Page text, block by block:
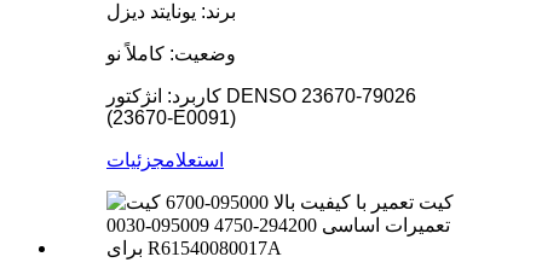
برند: یونایتد دیزل
وضعیت: کاملاً نو
کاربرد: انژکتور DENSO 23670-79026
(23670-E0091)
استعلامجزئیات